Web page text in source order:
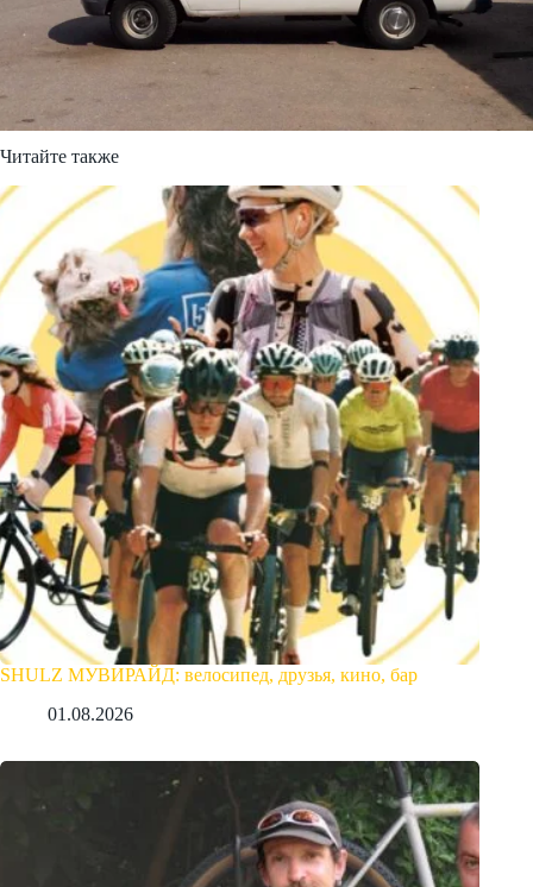
Читайте также
SHULZ МУВИРАЙД: велосипед, друзья, кино, бар
01.08.2026